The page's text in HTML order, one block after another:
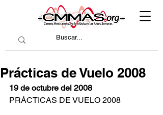
Prácticas de Vuelo 2008
19 de octubre del 2008
PRÁCTICAS DE VUELO 2008